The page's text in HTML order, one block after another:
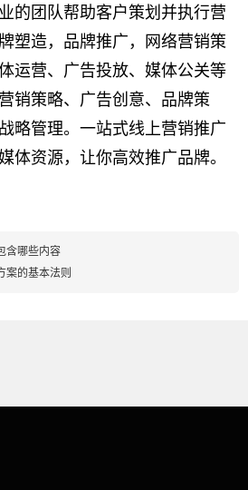
的团队帮助客户策划并执行营
塑造，品牌推广，网络营销策
运营、广告投放、媒体公关等
销策略、广告创意、品牌策
略管理。一站式线上营销推广
体资源，让你高效推广品牌。
含哪些内容
案的基本法则